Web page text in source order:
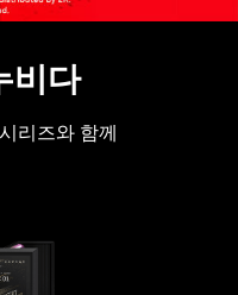
비다
리즈와 함께